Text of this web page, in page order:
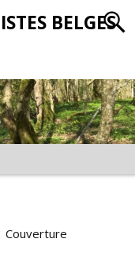
BELGES
Couverture